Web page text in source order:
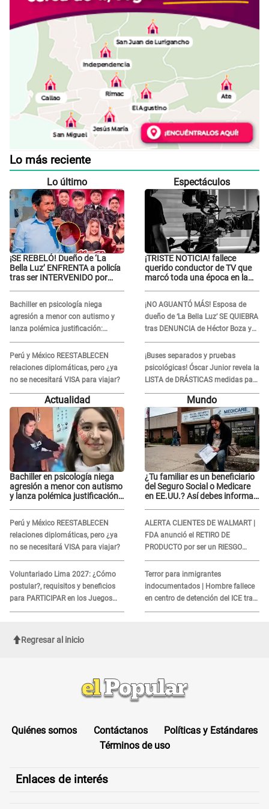
Lo más reciente
Lo último
¡SE REBELÓ! Dueño de ‘La
Bella Luz’ ENFRENTA a policía
tras ser INTERVENIDO por
Bachiller en psicología niega
agresión a menor con autismo y
lanza polémica justificación:
"Defenderme ante..."
Perú y México REESTABLECEN
relaciones diplomáticas, pero ¿ya
no se necesitará VISA para viajar?
Espectáculos
¡TRISTE NOTICIA! fallece
querido conductor de TV que
marcó toda una época en la
repentino adiós
¡NO AGUANTÓ MÁS! Esposa de
dueño de ‘La Bella Luz’ SE QUIEBRA
tras DENUNCIA de Héctor Boza y
ARREMETE contra Claudia Salazar
¡Buses separados y pruebas
psicológicas! Óscar Junior revela la
LISTA de DRÁSTICAS medidas para
prevenir acoso en 'La Bella Luz' tras
caso Naldy Saldaña
Actualidad
Bachiller en psicología niega
agresión a menor con autismo
y lanza polémica justificación:
Perú y México REESTABLECEN
relaciones diplomáticas, pero ¿ya
no se necesitará VISA para viajar?
Voluntariado Lima 2027: ¿Cómo
postular?, requisitos y beneficios
para PARTICIPAR en los Juegos
Panamericanos
Mundo
¿Tu familiar es un beneficiario
del Seguro Social o Medicare
en EE.UU.? Así debes informar
ALERTA CLIENTES DE WALMART |
FDA anunció el RETIRO DE
PRODUCTO por ser un RIESGO
MORTAL para consumidores: ¿Cuál
es?
Terror para inmigrantes
indocumentados | Hombre fallece
en centro de detención del ICE tras
sufrir una "emergencia médica"
Regresar al inicio
Quiénes somos Contáctanos
Políticas y Estándares
Términos de uso
Enlaces de interés